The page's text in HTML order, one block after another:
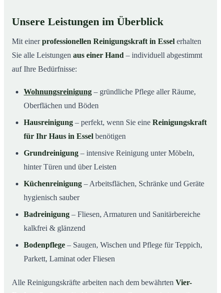
Unsere Leistungen im Überblick
Mit einerprofessionellen Reinigungskraft in Essel erhalten
Sie alle Leistungen aus einer Hand – individuell abgestimmt
auf Ihre Bedürfnisse:
Wohnungsreinigung – gründliche Pflege aller Räume,
Oberflächen und Böden
Hausreinigung – perfekt, wenn Sie eine Reinigungskraft
für Ihr Haus in Essel benötigen
Grundreinigung – intensive Reinigung unter Möbeln,
hinter Türen und über Leisten
Küchenreinigung – Arbeitsflächen, Schränke und Geräte
hygienisch sauber
Badreinigung – Fliesen, Armaturen und Sanitärbereiche
kalkfrei & glänzend
Bodenpflege – Saugen, Wischen und Pflege für Teppich,
Parkett, Laminat oder Fliesen
Alle Reinigungskräfte arbeiten nach dem bewährten Vier-